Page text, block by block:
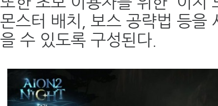
몬스터 배치, 보스 공략법 등을
을 수 있도록 구성된다.